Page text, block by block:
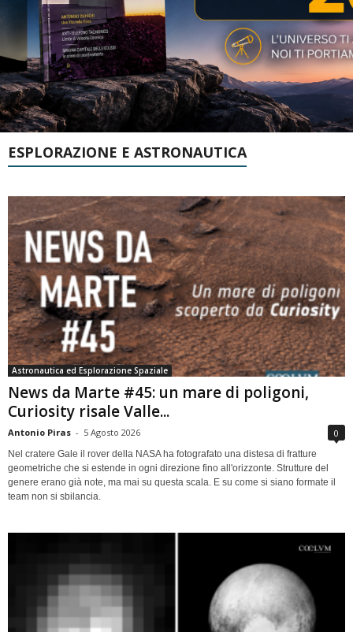
ESPLORAZIONE E ASTRONAUTICA
Astronautica ed Esplorazione Spaziale
News da Marte #45: un mare di poligoni,
Curiosity risale Valle...
Antonio Piras - 5 Agosto 2026 0
Nel cratere Gale il rover della NASA ha fotografato una distesa di fratture
geometriche che si estende in ogni direzione fino all'orizzonte. Strutture del
genere erano già note, ma mai su questa scala. E su come si siano formate il
team non si sbilancia.